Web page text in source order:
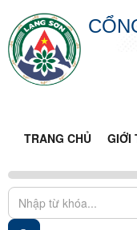
TRANG CHỦ GIỚI